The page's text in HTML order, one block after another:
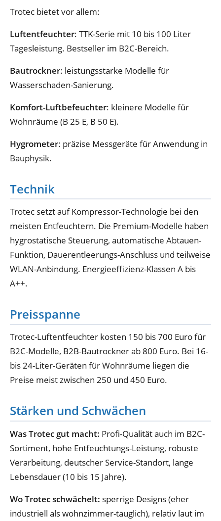
Trotec bietet vor allem:
Luftentfeuchter: TTK-Serie mit 10 bis 100 Liter
Tagesleistung. Bestseller im B2C-Bereich.
Bautrockner: leistungsstarke Modelle für
Wasserschaden-Sanierung.
Komfort-Luftbefeuchter: kleinere Modelle für
Wohnräume (B 25 E, B 50 E).
Hygrometer: präzise Messgeräte für Anwendung in
Bauphysik.
Technik
Trotec setzt auf Kompressor-Technologie bei den
meisten Entfeuchtern. Die Premium-Modelle haben
hygrostatische Steuerung, automatische Abtauen-
Funktion, Dauerentleerungs-Anschluss und teilweise
WLAN-Anbindung. Energieeffizienz-Klassen A bis
A++.
Preisspanne
Trotec-Luftentfeuchter kosten 150 bis 700 Euro für
B2C-Modelle, B2B-Bautrockner ab 800 Euro. Bei 16-
bis 24-Liter-Geräten für Wohnräume liegen die
Preise meist zwischen 250 und 450 Euro.
Stärken und Schwächen
Was Trotec gut macht: Profi-Qualität auch im B2C-
Sortiment, hohe Entfeuchtungs-Leistung, robuste
Verarbeitung, deutscher Service-Standort, lange
Lebensdauer (10 bis 15 Jahre).
Wo Trotec schwächelt: sperrige Designs (eher
industriell als wohnzimmer-tauglich), relativ laut im